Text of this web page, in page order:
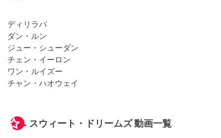
ディリラバ
ダン・ルン
ジュー・シューダン
チェン・イーロン
ワン・ルイズー
チャン・ハオウェイ
スウィート・ドリームズ 動画一覧